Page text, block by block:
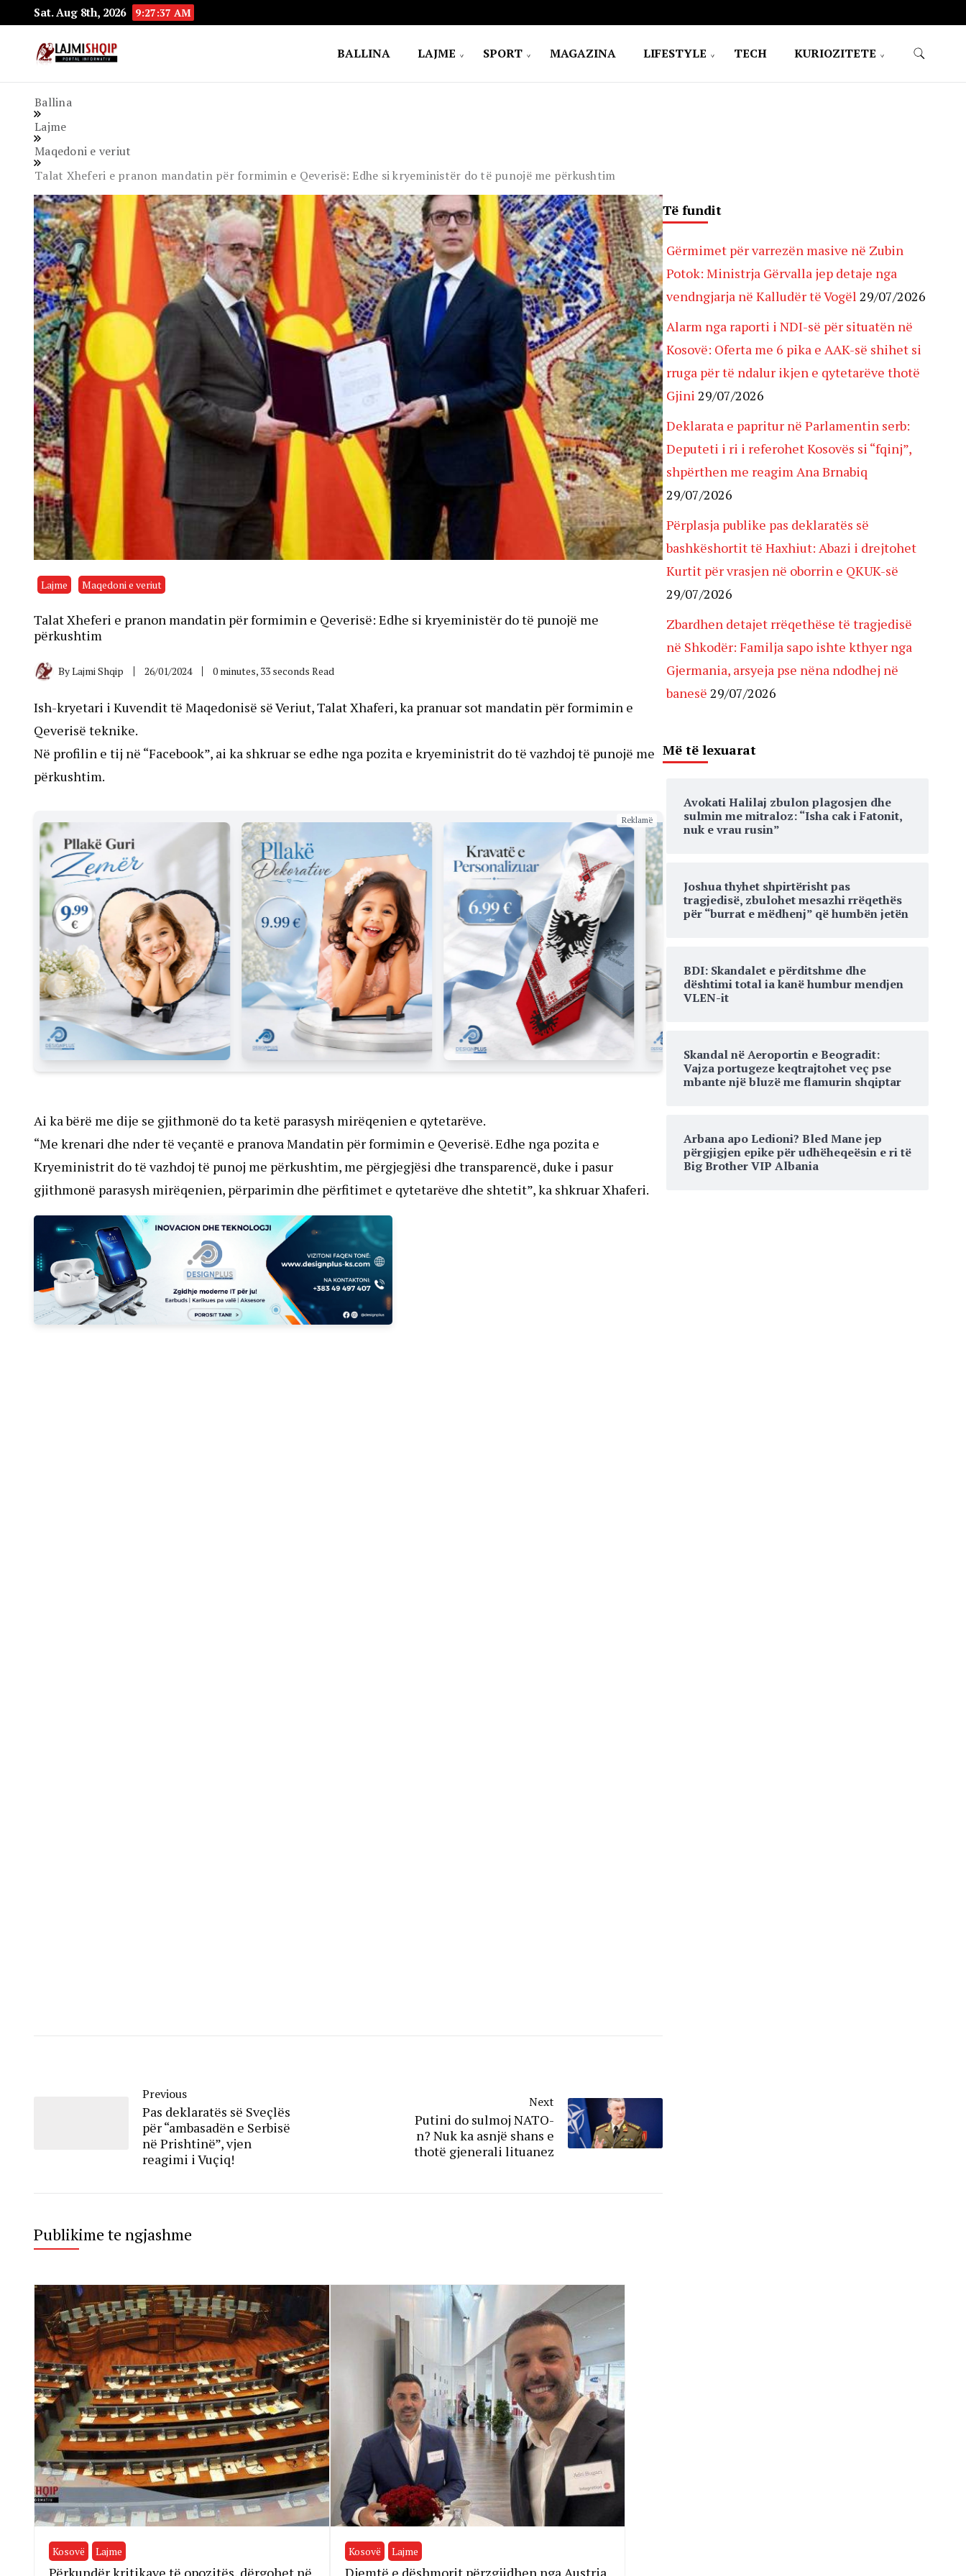
Sat. Aug 8th, 2026 9:27:38 AM
BALLINA LAJME SPORT MAGAZINA LIFESTYLE TECH KURIOZITETE
Ballina
Lajme
Maqedoni e veriut
Talat Xheferi e pranon mandatin për formimin e Qeverisë: Edhe si kryeministër do të punojë me përkushtim
Lajme Maqedoni e veriut
Talat Xheferi e pranon mandatin për formimin e Qeverisë: Edhe si kryeministër do të punojë me
përkushtim
ByLajmi Shqip 26/01/2024 0 minutes, 33 seconds Read
Ish-kryetari i Kuvendit të Maqedonisë së Veriut, Talat Xhaferi, ka pranuar sot mandatin për formimin e
Qeverisë teknike.
Në profilin e tij në “Facebook”, ai ka shkruar se edhe nga pozita e kryeministrit do të vazhdoj të punojë me
përkushtim.
Reklamë
Ai ka bërë me dije se gjithmonë do ta ketë parasysh mirëqenien e qytetarëve.
“Me krenari dhe nder të veçantë e pranova Mandatin për formimin e Qeverisë. Edhe nga pozita e
Kryeministrit do të vazhdoj të punoj me përkushtim, me përgjegjësi dhe transparencë, duke i pasur
gjithmonë parasysh mirëqenien, përparimin dhe përfitimet e qytetarëve dhe shtetit”, ka shkruar Xhaferi.
Previous
Pas deklaratës së Sveçlës
për “ambasadën e Serbisë
në Prishtinë”, vjen
reagimi i Vuçiq!
Next
Putini do sulmoj NATO-
n? Nuk ka asnjë shans e
thotë gjenerali lituanez
Publikime te ngjashme
Kosovë Lajme Kosovë Lajme
Të fundit
Gërmimet për varrezën masive në Zubin
Potok: Ministrja Gërvalla jep detaje nga
vendngjarja në Kalludër të Vogël 29/07/2026
Alarm nga raporti i NDI-së për situatën në
Kosovë: Oferta me 6 pika e AAK-së shihet si
rruga për të ndalur ikjen e qytetarëve thotë
Gjini 29/07/2026
Deklarata e papritur në Parlamentin serb:
Deputeti i ri i referohet Kosovës si “fqinj”,
shpërthen me reagim Ana Brnabiq
29/07/2026
Përplasja publike pas deklaratës së
bashkëshortit të Haxhiut: Abazi i drejtohet
Kurtit për vrasjen në oborrin e QKUK-së
29/07/2026
Zbardhen detajet rrëqethëse të tragjedisë
në Shkodër: Familja sapo ishte kthyer nga
Gjermania, arsyeja pse nëna ndodhej në
banesë 29/07/2026
Më të lexuarat
Avokati Halilaj zbulon plagosjen dhe
sulmin me mitraloz: “Isha cak i Fatonit,
nuk e vrau rusin”
Joshua thyhet shpirtërisht pas
tragjedisë, zbulohet mesazhi rrëqethës
për “burrat e mëdhenj” që humbën jetën
BDI: Skandalet e përditshme dhe
dështimi total ia kanë humbur mendjen
VLEN-it
Skandal në Aeroportin e Beogradit:
Vajza portugeze keqtrajtohet veç pse
mbante një bluzë me flamurin shqiptar
Arbana apo Ledioni? Bled Mane jep
përgjigjen epike për udhëheqeësin e ri të
Big Brother VIP Albania